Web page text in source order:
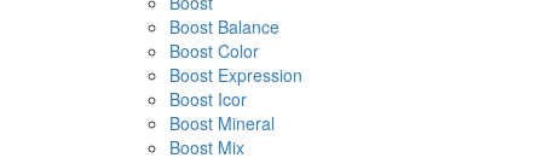
Boost Balance
Boost Color
Boost Expression
Boost Icor
Boost Mineral
Boost Mix